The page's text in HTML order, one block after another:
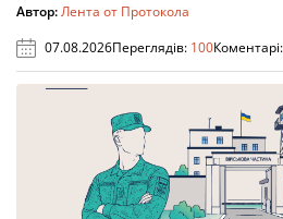
Автор:Лента от Протокола
07.08.2026Переглядів: 100Коментарі: